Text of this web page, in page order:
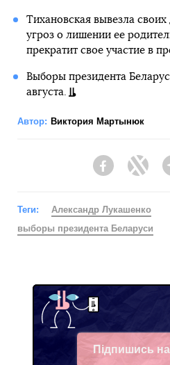
Тихановская вывезла
угроз о лишении ее
прекратит свое участие в
Выборы президента
августа.
Автор: Виктория Мартынюк
Facebook
Теги:
Александр Лукашенко
выборы президента Беларуси
Підпишись
Telegram